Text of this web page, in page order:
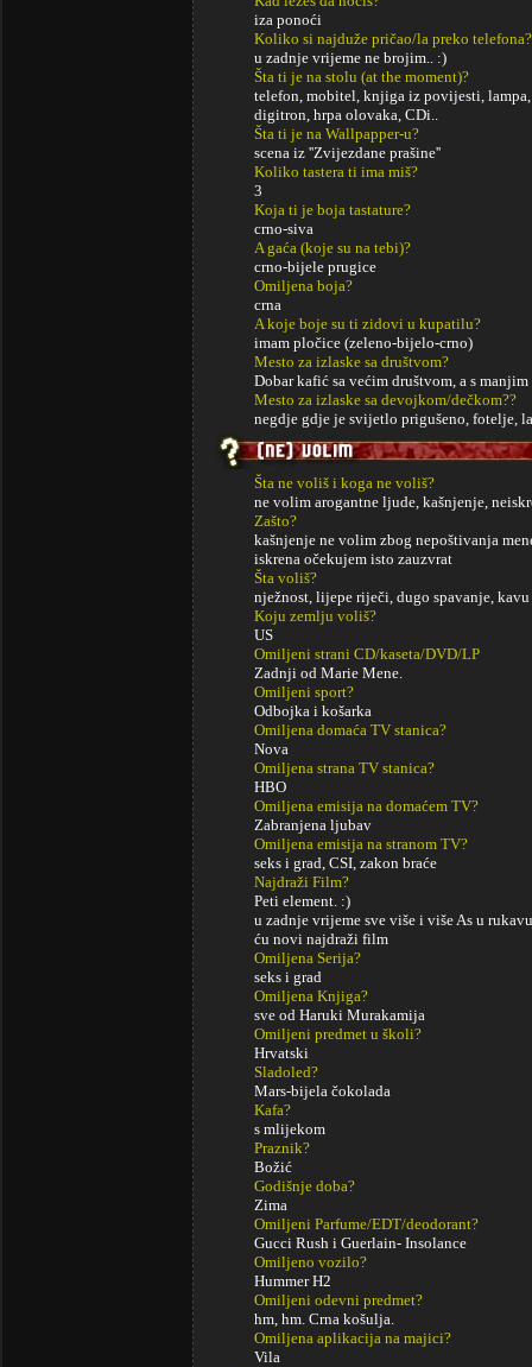
iza ponoći
Koliko si najduže pričao/la preko telefona?
u zadnje vrijeme ne brojim.. :)
Šta ti je na stolu (at the moment)?
telefon, mobitel, knjiga iz povijesti,
digitron, hrpa olovaka, CDi..
Šta ti je na Wallpapper-u?
scena iz ''Zvijezdane prašine''
Koliko tastera ti ima miš?
3
Koja ti je boja tastature?
crno-siva
A gaća (koje su na tebi)?
crno-bijele prugice
Omiljena boja?
crna
A koje boje su ti zidovi u kupatilu?
imam pločice (zeleno-bijelo-crno)
Mesto za izlaske sa društvom?
Dobar kafić sa većim društvom, a s
Mesto za izlaske sa devojkom/dečkom??
negdje gdje je svijetlo prigušeno, fotelje,
Šta ne voliš i koga ne voliš?
ne volim arogantne ljude, kašnjenje,
Zašto?
kašnjenje ne volim zbog nepoštivanja
iskrena očekujem isto zauzvrat
Šta voliš?
nježnost, lijepe riječi, dugo spavanje,
Koju zemlju voliš?
US
Omiljeni strani CD/kaseta/DVD/LP
Zadnji od Marie Mene.
Omiljeni sport?
Odbojka i košarka
Omiljena domaća TV stanica?
Nova
Omiljena strana TV stanica?
HBO
Omiljena emisija na domaćem TV?
Zabranjena ljubav
Omiljena emisija na stranom TV?
seks i grad, CSI, zakon braće
Najdraži Film?
Peti element. :)
u zadnje vrijeme sve više i više As u
ću novi najdraži film
Omiljena Serija?
seks i grad
Omiljena Knjiga?
sve od Haruki Murakamija
Omiljeni predmet u školi?
Hrvatski
Sladoled?
Mars-bijela čokolada
Kafa?
s mlijekom
Praznik?
Božić
Godišnje doba?
Zima
Omiljeni Parfume/EDT/deodorant?
Gucci Rush i Guerlain- Insolance
Omiljeno vozilo?
Hummer H2
Omiljeni odevni predmet?
hm, hm. Crna košulja.
Omiljena aplikacija na majici?
Vila